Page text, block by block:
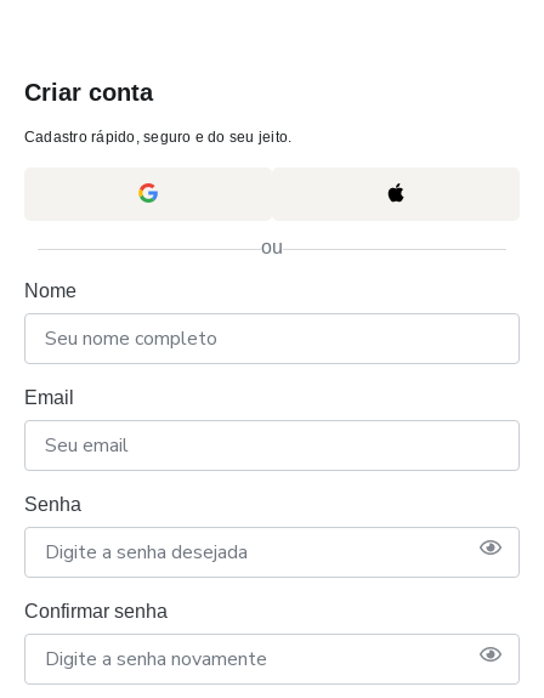
Criar conta
Cadastro rápido, seguro e do seu jeito.
ou
Nome
Email
Senha
Confirmar senha